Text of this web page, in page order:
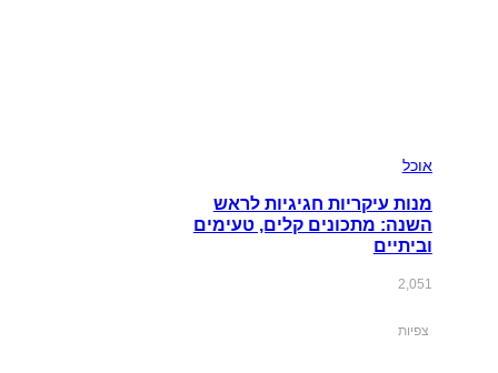
אוכל
מנות עיקריות חגיגיות לראש
השנה: מתכונים קלים, טעימים
וביתיים
2,051
צפיות